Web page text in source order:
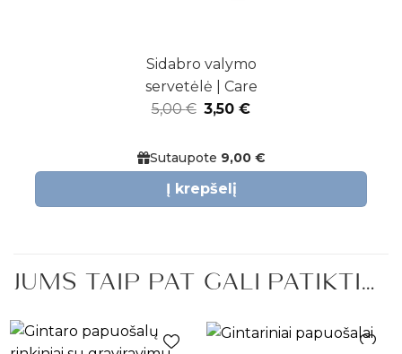
Sidabro valymo
servetėlė | Care
5,00€ Original
was:
5,00 €.
3,50€Current
is:
3,50 €.
Sutaupote 9,00 €
Į krepšelį
JUMS TAIP PAT GALI PATIKTI…